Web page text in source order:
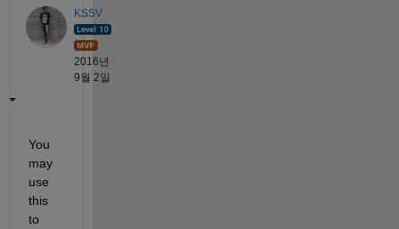
KSSV
2016년
9월 2일
You
may
use
this
to